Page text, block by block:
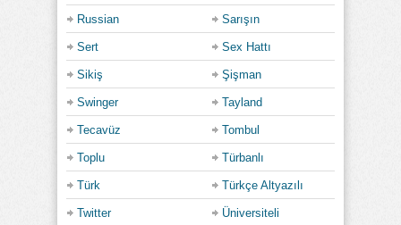
Russian Sarışın
Sert Sex Hattı
Sikiş Şişman
Swinger Tayland
Tecavüz Tombul
Toplu Türbanlı
Türk Türkçe Altyazılı
Twitter Üniversiteli